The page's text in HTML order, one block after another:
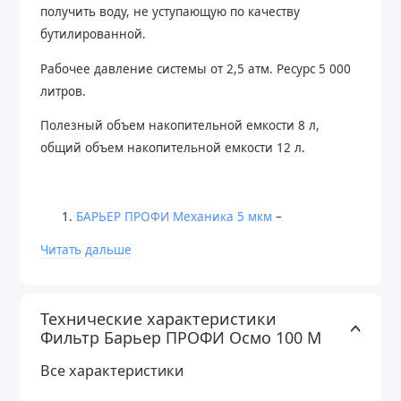
получить воду, не уступающую по качеству
бутилированной.
Рабочее давление системы от 2,5 атм. Ресурс 5 000
литров.
Полезный объем накопительной емкости 8 л,
общий объем накопительной емкости 12 л.
БАРЬЕР ПРОФИ Механика 5 мкм –
Удаление ржавчины, песка и других
от хлора.
БАРЬЕР ПРОФИ Механика 1 мкм
механическая очистка нерастворимых
Читать дальше
Технические характеристики
Фильтр Барьер ПРОФИ Осмо 100 М
Все характеристики